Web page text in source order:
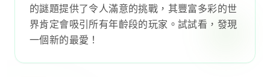
的謎題提供了令人滿意的挑戰，其豐富多彩的世
界肯定會吸引所有年齡段的玩家。試試看，發現
一個新的最愛！